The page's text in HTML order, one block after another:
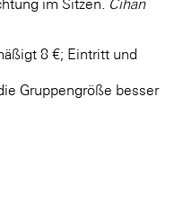
im Sitzen.
Cihan
8 €; Eintritt und
Gruppengröße besser